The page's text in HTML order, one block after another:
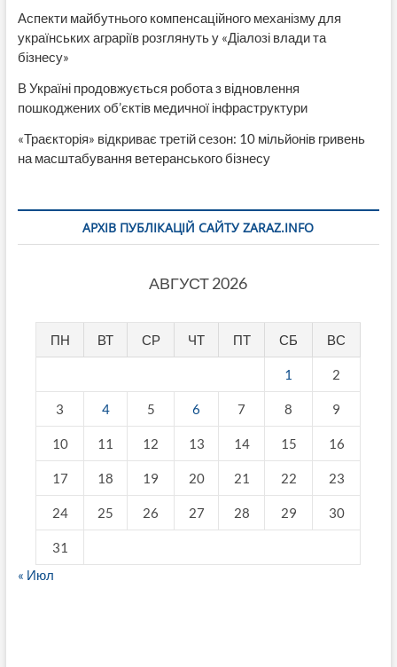
Аспекти майбутнього компенсаційного механізму для
українських аграріїв розглянуть у «Діалозі влади та
бізнесу»
В Україні продовжується робота з відновлення
пошкоджених об’єктів медичної інфраструктури
«Траєкторія» відкриває третій сезон: 10 мільйонів гривень
на масштабування ветеранського бізнесу
АРХІВ ПУБЛІКАЦІЙ САЙТУ ZARAZ.INFO
АВГУСТ 2026
ПН ВТ СР ЧТ ПТ СБ ВС
1 2
3 4 5 6 7 8 9
10 11 12 13 14 15 16
17 18 19 20 21 22 23
24 25 26 27 28 29 30
31
« Июл